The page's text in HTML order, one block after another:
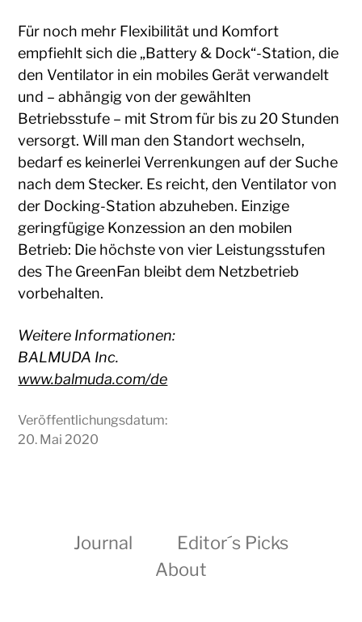
Für noch mehr Flexibilität und Komfort
empfiehlt sich die „Battery & Dock“-Station, die
den Ventilator in ein mobiles Gerät verwandelt
und – abhängig von der gewählten
Betriebsstufe – mit Strom für bis zu 20 Stunden
versorgt. Will man den Standort wechseln,
bedarf es keinerlei Verrenkungen auf der Suche
nach dem Stecker. Es reicht, den Ventilator von
der Docking-Station abzuheben. Einzige
geringfügige Konzession an den mobilen
Betrieb: Die höchste von vier Leistungsstufen
des The GreenFan bleibt dem Netzbetrieb
vorbehalten.
Weitere Informationen:
BALMUDA Inc.
www.balmuda.com/de
Veröffentlichungsdatum:
20. Mai 2020
Journal
Editor´s Picks
About